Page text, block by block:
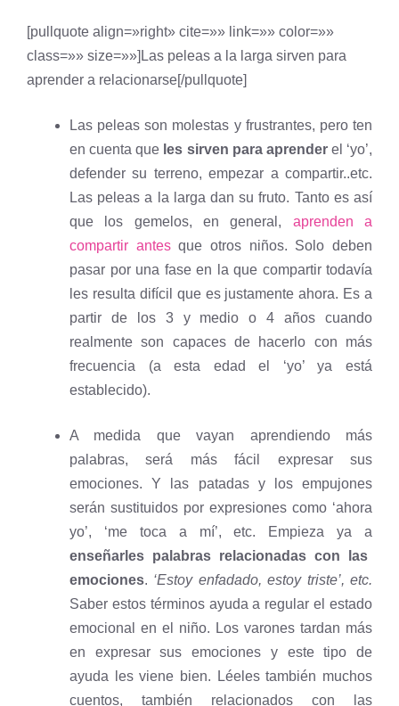
[pullquote align=»right» cite=»» link=»» color=»»
class=»» size=»»]Las peleas a la larga sirven para
aprender a relacionarse[/pullquote]
Las peleas son molestas y frustrantes, pero ten
en cuenta que les sirven para aprenderel ‘yo’,
defender su terreno, empezar a compartir..etc.
Las peleas a la larga dan su fruto. Tanto es así
que los gemelos, en general, aprenden a
compartir antesque otros niños. Solo deben
pasar por una fase en la que compartir todavía
les resulta difícil que es justamente ahora. Es a
partir de los 3 y medio o 4 años cuando
realmente son capaces de hacerlo con más
frecuencia (a esta edad el ‘yo’ ya está
establecido).
A medida que vayan aprendiendo más
palabras, será más fácil expresar sus
emociones. Y las patadas y los empujones
serán sustituidos por expresiones como ‘ahora
yo’, ‘me toca a mí’, etc. Empieza ya a
enseñarles palabras relacionadas con las
emociones. ‘Estoy enfadado, estoy triste’, etc.
Saber estos términos ayuda a regular el estado
emocional en el niño. Los varones tardan más
en expresar sus emociones y este tipo de
ayuda les viene bien. Léeles también muchos
cuentos, también relacionados con las